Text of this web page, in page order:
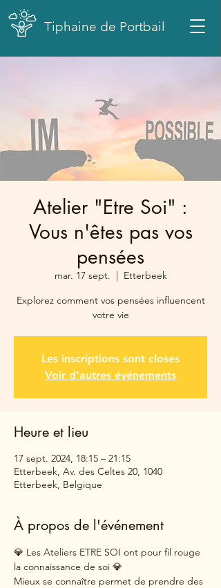
Tiphaine de Portbail
Atelier "Etre Soi" :
Vous n'êtes pas vos
pensées
mar. 17 sept.
  |
Etterbeek
Explorez comment vos pensées influencent
votre vie
Les inscriptions sont closes
Voir d'autres événements
Heure et lieu
17 sept. 2024, 18:15 – 21:15
Etterbeek, Av. des Celtes 20, 1040
Etterbeek, Belgique
À propos de l'événement
💎 Les Ateliers ETRE SOI ont pour fil rouge
la connaissance de soi 💎
Mieux se connaître permet de prendre des